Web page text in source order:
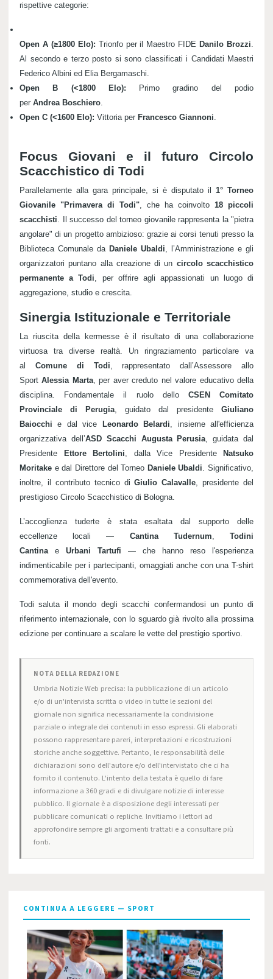
rispettive categorie:
Open A (≥1800 Elo): Trionfo per il Maestro FIDE Danilo Brozzi.
Al secondo e terzo posto si sono classificati i Candidati Maestri
Federico Albini ed Elia Bergamaschi.
Open
B (<1800 Elo): Primo gradino del podio
per Andrea Boschiero.
Open C (<1600 Elo): Vittoria per Francesco Giannoni.
Focus Giovani e il futuro Circolo
Scacchistico di Todi
Parallelamente alla gara principale, si è disputato il 1° Torneo
Giovanile "Primavera di Todi", che ha coinvolto 18 piccoli
scacchisti. Il successo del torneo giovanile rappresenta la "pietra
angolare" di un progetto ambizioso: grazie ai corsi tenuti presso la
Biblioteca Comunale da Daniele Ubaldi, l’Amministrazione e gli
organizzatori puntano alla creazione di un circolo scacchistico
permanente a Todi, per offrire agli appassionati un luogo di
aggregazione, studio e crescita.
Sinergia Istituzionale e Territoriale
La riuscita della kermesse è il risultato di una collaborazione
virtuosa tra diverse realtà. Un ringraziamento particolare va
al Comune di Todi, rappresentato dall’Assessore allo
SportAlessia Marta, per aver creduto nel valore educativo della
disciplina. Fondamentale il ruolo dello CSEN Comitato
Provinciale di Perugia, guidato dal presidente Giuliano
Baiocchi e dal vice Leonardo Belardi, insieme all'efficienza
organizzativa dell’ASD Scacchi Augusta Perusia, guidata dal
Presidente
Ettore Bertolini, dalla Vice Presidente
Natsuko
Moritake e dal Direttore del Torneo Daniele Ubaldi. Significativo,
inoltre, il contributo tecnico diGiulio Calavalle, presidente del
prestigioso Circolo Scacchistico di Bologna.
L’accoglienza tuderte è stata esaltata dal supporto delle
eccellenze locali — Cantina Tudernum,Todini
Cantinae Urbani Tartufi — che hanno reso l'esperienza
indimenticabile per i partecipanti, omaggiati anche con una T-shirt
commemorativa dell'evento.
Todi saluta il mondo degli scacchi confermandosi un punto di
riferimento internazionale, con lo sguardo già rivolto alla prossima
edizione per continuare a scalare le vette del prestigio sportivo.
NOTA DELLA REDAZIONE
Umbria Notizie Web precisa: la pubblicazione di un articolo
e/o di un'intervista scritta o video in tutte le sezioni del
giornale non significa necessariamente la condivisione
parziale o integrale dei contenuti in esso espressi. Gli elaborati
possono rappresentare pareri, interpretazioni e ricostruzioni
storiche anche soggettive. Pertanto, le responsabilità delle
dichiarazioni sono dell'autore e/o dell'intervistato che ci ha
fornito il contenuto. L'intento della testata è quello di fare
informazione a 360 gradi e di divulgare notizie di interesse
pubblico. Il giornale è a disposizione degli interessati per
pubblicare comunicati o repliche. Invitiamo i lettori ad
approfondire sempre gli argomenti trattati e a consultare più
fonti.
CONTINUA A LEGGERE — SPORT